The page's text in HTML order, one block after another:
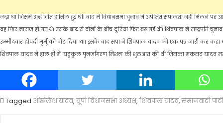
लड़ा था जिसमें उन्हें जीत हासिल हुई थी। बाद में विधानसभा चुनाव में अपेक्षित सफलता नहीं मिलने
वह फिर नाराज हो गए थे। उसके बाद से दोनों के बीच दूरियां फिर बढ़ गई थीं। शिवपाल ने राष्ट्रपति
उम्मीदवार द्रौपदी मुर्मू को वोट दिया था। इसके बाद सपा ने शिवपाल यादव को एक पत्र जारी कर
शिवपाल यादव ने हाल ही में ‘यदुकुल पुनर्जागरण मिशन’ की शुरुआत की थी जिसका मकसद यादव
Tagged अखिलेश यादव,यूपी विधानसभा अध्यक्ष,शिवपाल यादव,समाजवादी